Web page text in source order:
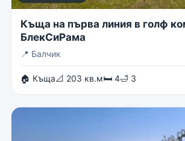
Къща на първа линия в голф
БлекСиРама
📍 Балчик
🏠 Къща📐 203 кв.м🛏 4🛁 3